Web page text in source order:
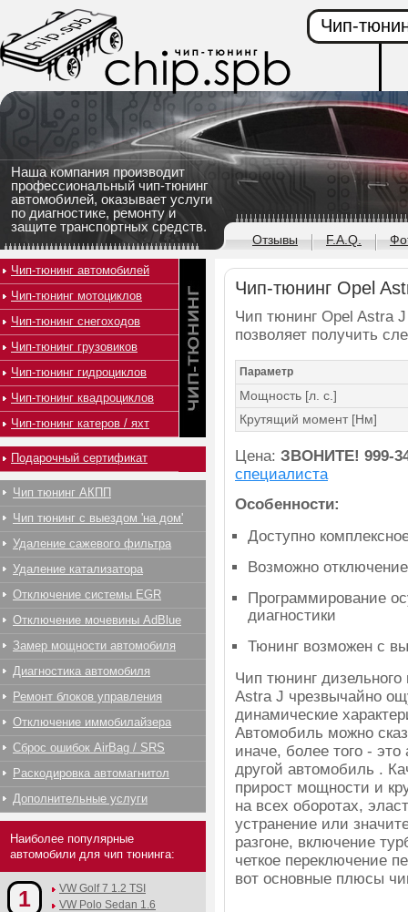
Наша компания производит
профессиональный чип-тюнинг
автомобилей, оказывает услуги
по диагностике, ремонту и
защите транспортных средств.
Чип-
Отзывы F.A.Q.
Чип-тюнинг Opel
Чип тюнинг Opel Astra
позволяет получить
Параметр
Мощность [л. с.]
Крутящий момент [Нм]
Цена: ЗВОНИТЕ! 999-
специалиста
Особенности:
Доступно
Возможно
Программирование
диагностики
Тюнинг возможен с
Чип тюнинг
Astra J чрезвычайно
динамические
Автомобиль можно
иначе, более того -
другой автомобиль .
прирост мощности и
на всех оборотах,
устранение или
разгоне, включение
четкое переключение
вот основные плюсы
Чип-тюнинг автомобилей
Чип-тюнинг мотоциклов
Чип-тюнинг снегоходов
Чип-тюнинг грузовиков
Чип-тюнинг гидроциклов
Чип-тюнинг квадроциклов
Чип-тюнинг катеров / яхт
Подарочный сертификат
Чип тюнинг АКПП
Чип тюнинг с выездом 'на дом'
Удаление сажевого фильтра
Удаление катализатора
Отключение системы EGR
Отключение мочевины AdBlue
Замер мощности автомобиля
Диагностика автомобиля
Ремонт блоков управления
Отключение иммобилайзера
Сброс ошибок AirBag / SRS
Раскодировка автомагнитол
Дополнительные услуги
Наиболее популярные
автомобили для чип тюнинга:
1
VW Golf 7 1.2 TSI
VW Polo Sedan 1.6